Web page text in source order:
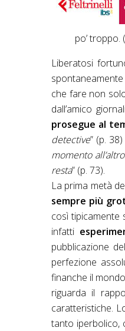
po’ troppo.
Liberatosi
che fare non
dall’amico
prosegue al
detective” (p.
momento
resta” (p. 73).
La prima metà
sempre più
così tipicamente
infatti
pubblicazione
perfezione
finanche il
riguarda il
caratteristiche.
tanto iperbolico,